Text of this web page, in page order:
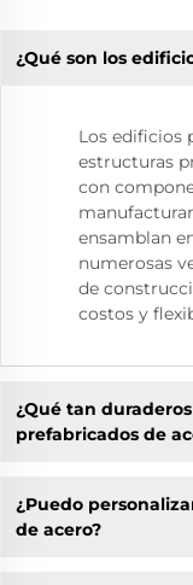
¿Qué son los
Los edificios
estructuras
con
ensamblan
numerosas
de
costos y
¿Qué tan
prefabricados de
¿Puedo
de acero?